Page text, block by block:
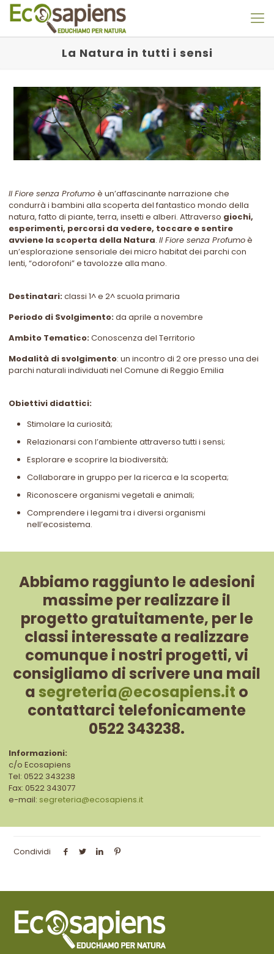
La Natura in tutti i sensi
Il Fiore senza Profumoè un’affascinante narrazione che
condurrà i bambini alla scoperta del fantastico mondo della
natura, fatto di piante, terra, insetti e alberi. Attraverso giochi,
esperimenti, percorsi da vedere, toccare e sentire
avviene la scoperta della Natura.Il Fiore senza Profumoè
un’esplorazione sensoriale dei micro habitat dei parchi con
lenti, “odorofoni” e tavolozze alla mano.
Destinatari:classi 1^ e 2^ scuola primaria
Periodo di Svolgimento:da aprile a novembre
Ambito Tematico:Conoscenza del Territorio
Modalità di svolgimento: un incontro di 2 ore presso una dei
parchi naturali individuati nel Comune di Reggio Emilia
Obiettivi didattici:
Stimolare la curiosità;
Relazionarsi con l’ambiente attraverso tutti i sensi;
Esplorare e scoprire la biodiversità;
Collaborare in gruppo per la ricerca e la scoperta;
Riconoscere organismi vegetali e animali;
Comprendere i legami tra i diversi organismi
nell’ecosistema.
Abbiamo raggiunto le adesioni
massime per realizzare il
progetto gratuitamente, per le
classi interessate a realizzare
comunque i nostri progetti, vi
consigliamo di scrivere una mail
asegreteria@ecosapiens.it o
contattarci telefonicamente
0522 343238.
Informazioni:
c/o Ecosapiens
Tel: 0522 343238
Fax: 0522 343077
e-mail: segreteria@ecosapiens.it
Condividi